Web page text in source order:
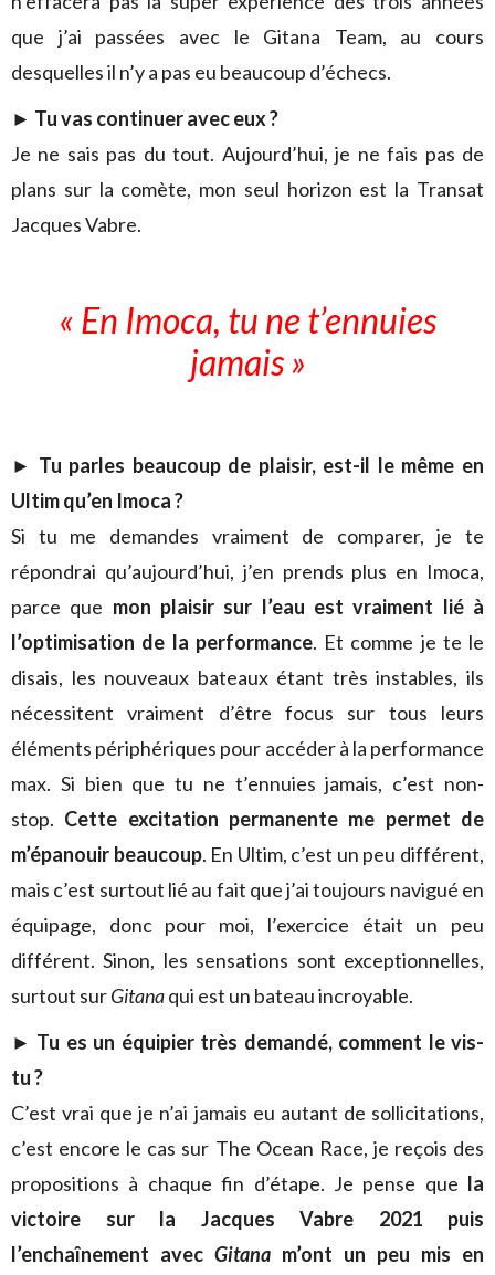
que j’ai passées avec le Gitana Team, au cours
desquelles il n’y a pas eu beaucoup d’échecs.
► Tu vas continuer avec eux ?
Je ne sais pas du tout. Aujourd’hui, je ne fais pas de
plans sur la comète, mon seul horizon est la Transat
Jacques Vabre.
« En Imoca, tu ne t’ennuies
jamais »
► Tu parles beaucoup de plaisir, est-il le même en
Ultim qu’en Imoca ?
Si tu me demandes vraiment de comparer, je te
répondrai qu’aujourd’hui, j’en prends plus en Imoca,
parce que mon plaisir sur l’eau est vraiment lié à
l’optimisation de la performance. Et comme je te le
disais, les nouveaux bateaux étant très instables, ils
nécessitent vraiment d’être focus sur tous leurs
éléments périphériques pour accéder à la performance
max. Si bien que tu ne t’ennuies jamais, c’est non-
stop. Cette excitation permanente me permet de
m’épanouir beaucoup. En Ultim, c’est un peu différent,
mais c’est surtout lié au fait que j’ai toujours navigué en
équipage, donc pour moi, l’exercice était un peu
différent. Sinon, les sensations sont exceptionnelles,
surtout surGitanaqui est un bateau incroyable.
► Tu es un équipier très demandé, comment le vis-
tu ?
C’est vrai que je n’ai jamais eu autant de sollicitations,
c’est encore le cas sur The Ocean Race, je reçois des
propositions à chaque fin d’étape. Je pense que la
victoire sur
la Jacques Vabre 2021 puis
l’enchaînement avec Gitana m’ont un peu mis en